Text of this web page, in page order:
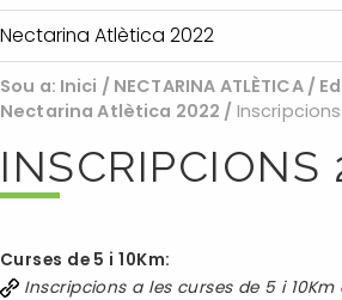
Nectarina Atlètica 2022
Sou a: Inici / NECTARINA ATLÈTICA /
Nectarina Atlètica 2022 /
INSCRIPCIONS
Curses de 5 i 10Km:
Inscripcions a les curses de 5 i